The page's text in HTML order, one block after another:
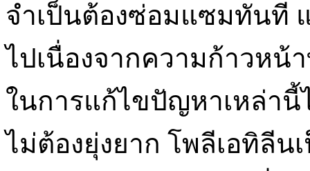
จำเป็นต้องซ่อมแซมทันที
ไปเนื่องจากความก้าวหน้
ในการแก้ไขปัญหาเหล่านี้
ไม่ต้องยุ่งยาก โพลีเอทิลี